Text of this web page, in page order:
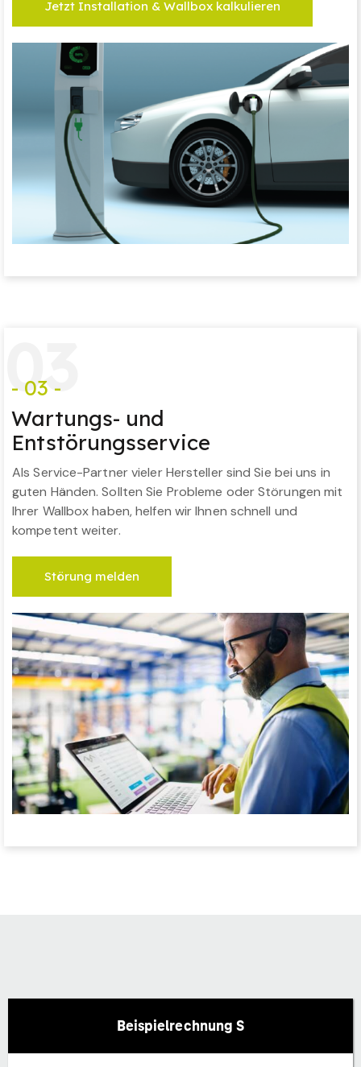
Jetzt Installation & Wallbox kalkulieren
03
- 03 -
Wartungs- und
Entstörungsservice
Als Service-Partner vieler Hersteller sind Sie bei uns in
guten Händen. Sollten Sie Probleme oder Störungen mit
Ihrer Wallbox haben, helfen wir Ihnen schnell und
kompetent weiter.
Störung melden
Beispielrechnung S